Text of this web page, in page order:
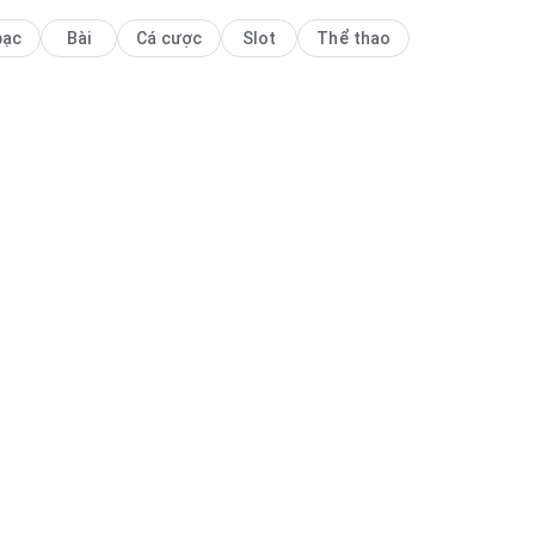
Bài Cá cược Slot Thể thao